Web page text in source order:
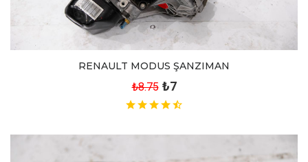
RENAULT MODUS ŞANZIMAN
₺8.75 ₺7